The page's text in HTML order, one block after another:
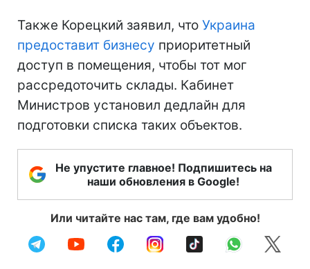
Также Корецкий заявил, что Украина
предоставит бизнесу приоритетный
доступ в помещения, чтобы тот мог
рассредоточить склады. Кабинет
Министров установил дедлайн для
подготовки списка таких объектов.
Не упустите главное! Подпишитесь на
наши обновления в Google!
Или читайте нас там, где вам удобно!